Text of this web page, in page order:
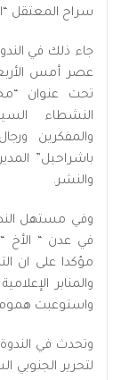
سراح المعتقل
جاء ذلك في
عصر أمس
تحت عنوان
النشطاء
والمفكرين
باشراحيل”
والنشر.
وفي مستهل
في عدن “ الأخ
مؤكدا على ان
والمنابر
واستوعبت
وتحدث في
لتحرير